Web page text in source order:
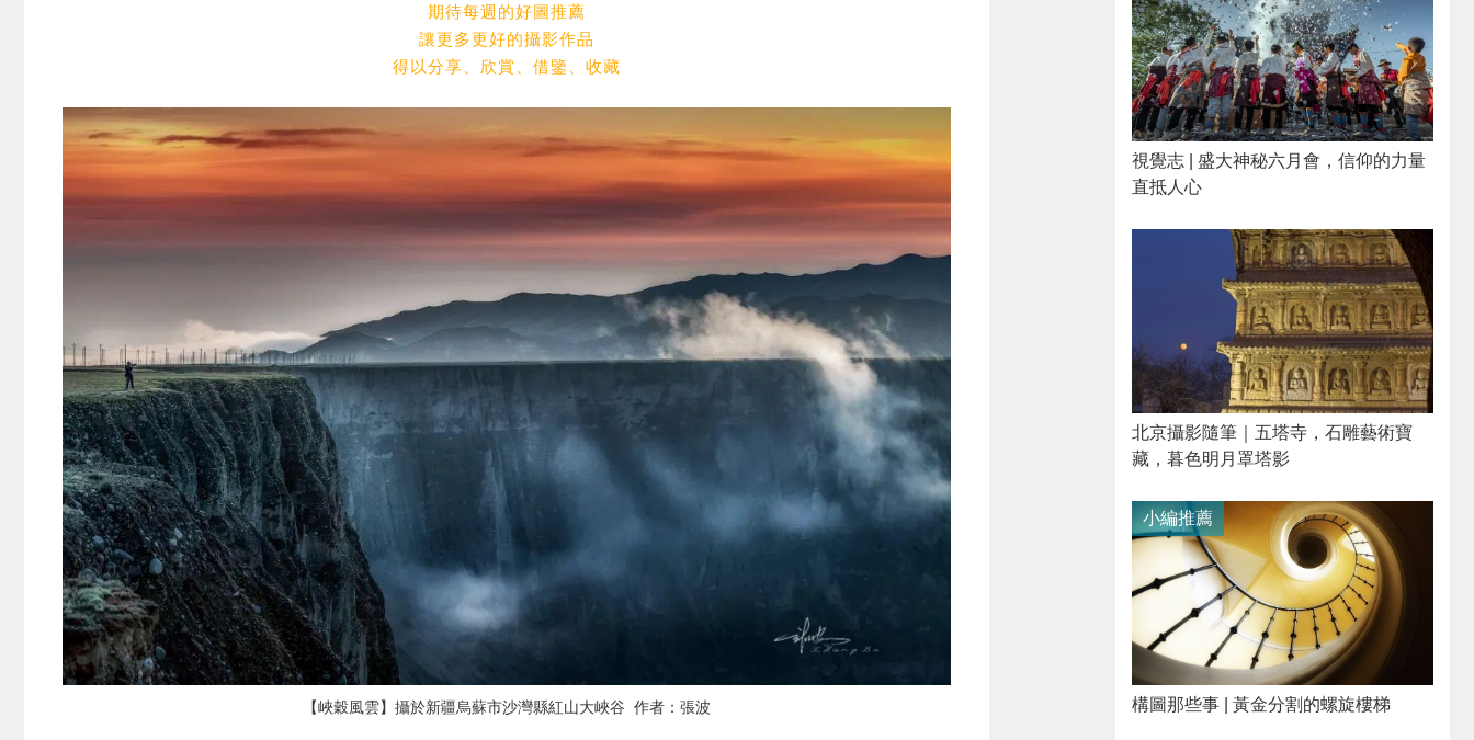
期待每週的好圖推薦
讓更多更好的攝影作品
得以分享、欣賞、借鑒、收藏
【峽穀風雲】攝於新疆烏蘇市沙灣縣紅山大峽谷 作者：張波
視覺志 | 盛大神秘六月會，信仰的力量
直抵人心
北京攝影隨筆｜​五塔寺，石雕藝術寶
藏，暮色明月罩塔影
構圖那些事 | 黃金分割的螺旋樓梯
小編推薦